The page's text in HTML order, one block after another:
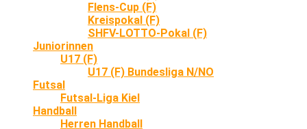
Flens-Cup (F)
Kreispokal (F)
SHFV-LOTTO-Pokal (F)
Juniorinnen
U17 (F)
U17 (F) Bundesliga N/NO
Futsal
Futsal-Liga Kiel
Handball
Herren Handball